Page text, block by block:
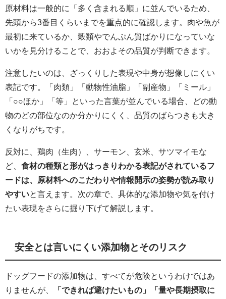
原材料は一般的に「多く含まれる順」に並んでいるため、
先頭から3番目くらいまでを重点的に確認します。肉や魚が
最初に来ているか、穀類やでんぷん質ばかりになっていな
いかを見分けることで、おおよその品質が判断できます。
注意したいのは、ざっくりした表現や中身が想像しにくい
表記です。「肉類」「動物性油脂」「副産物」「ミール」
「○○ほか」「等」といった言葉が並んでいる場合、どの動
物のどの部位なのか分かりにくく、品質のばらつきも大き
くなりがちです。
反対に、鶏肉（生肉）、サーモン、玄米、サツマイモな
ど、 食材の種類と形がはっきりわかる表記がされているフ
ードは、原材料へのこだわりや情報開示の姿勢が読み取り
やすいと言えます。次の章で、具体的な添加物や気を付け
たい表現をさらに掘り下げて解説します。
安全とは言いにくい添加物とそのリスク
ドッグフードの添加物は、すべてが危険というわけではあ
りませんが、
「できれば避けたいもの」「量や長期摂取に